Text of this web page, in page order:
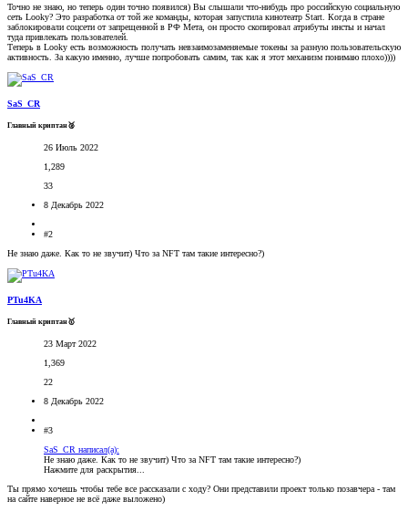
Точно не знаю, но теперь один точно появился) Вы слышали что-нибудь про российскую социальную
сеть Looky? Это разработка от той же команды, которая запустила кинотеатр Start. Когда в стране
заблокировали соцсети от запрещенной в РФ Мета, он просто скопировал атрибуты инсты и начал
туда привлекать пользователей.
Теперь в Looky есть возможность получать невзаимозаменяемые токены за разную пользовательскую
активность. За какую именно, лучше попробовать самим, так как я этот механизм понимаю плохо))))
SaS_CR
Главный криптан🥈
26 Июль 2022
1,289
33
8 Декабрь 2022
#2
Не знаю даже. Как то не звучит) Что за NFT там такие интересно?)
PTu4KA
Главный криптан🥇
23 Март 2022
1,369
22
8 Декабрь 2022
#3
SaS_CR написал(а):
Не знаю даже. Как то не звучит) Что за NFT там такие интересно?)
Нажмите для раскрытия...
Ты прямо хочешь чтобы тебе все рассказали с ходу? Они представили проект только позавчера - там
на сайте наверное не всё даже выложено)